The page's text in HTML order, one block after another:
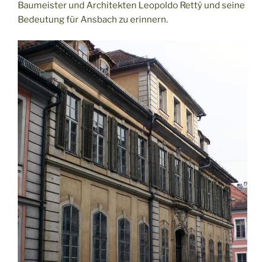
Baumeister und Architekten Leopoldo Rettÿ und seine
Bedeutung für Ansbach zu erinnern.